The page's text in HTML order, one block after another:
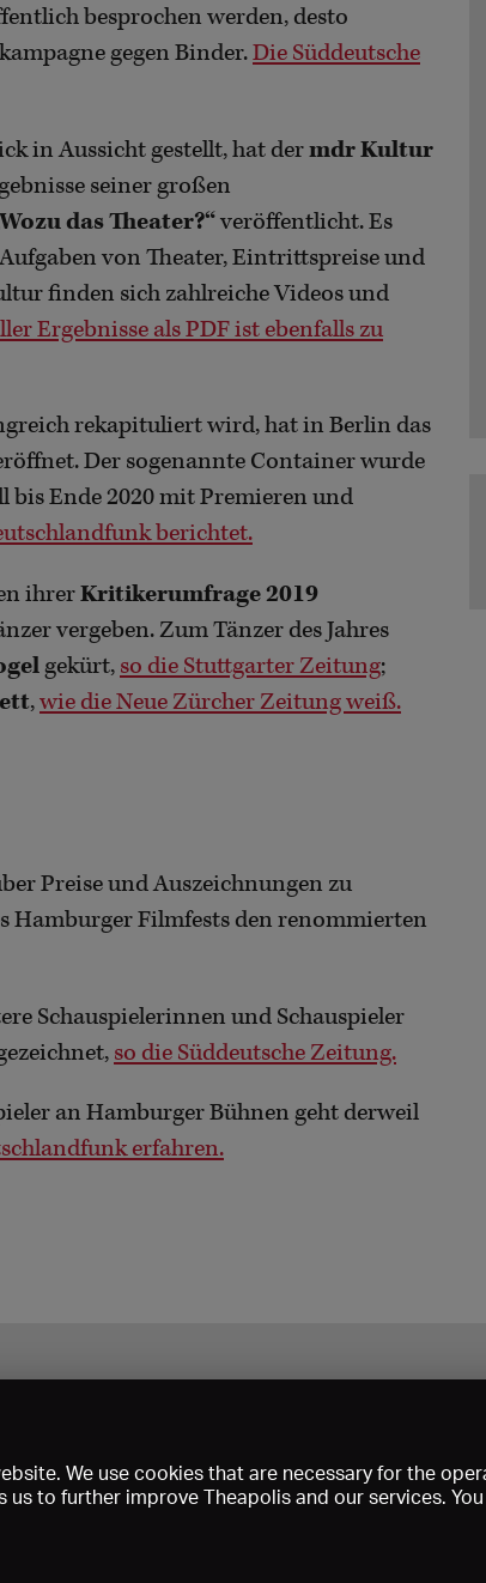
besprochen werden, desto
gegen Binder.Die Süddeutsche
in Aussicht gestellt, hat dermdr Kultur
seiner großen
das Theater?“veröffentlicht. Es
von Theater, Eintrittspreise und
finden sich zahlreiche Videos und
Ergebnisse als PDF ist ebenfalls zu
rekapituliert wird, hat in Berlin das
Der sogenannte Container wurde
bis Ende 2020 mit Premieren und
berichtet.
ihrerKritikerumfrage 2019
vergeben. Zum Tänzer des Jahres
gekürt, so die Stuttgarter Zeitung;
,wie die Neue Zürcher Zeitung weiß.
Preise und Auszeichnungen zu
Hamburger Filmfests den renommierten
Schauspielerinnen und Schauspieler
so die Süddeutsche Zeitung.
an Hamburger Bühnen geht derweil
erfahren.
We use cookies that are necessary for the
to further improve Theapolis and our services.